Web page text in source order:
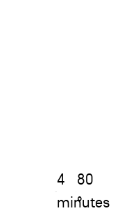
4
minutes
80
°